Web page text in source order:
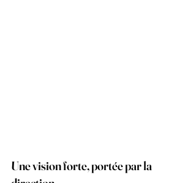
Une vision forte, portée par la